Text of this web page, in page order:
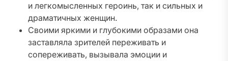
и легкомысленных героинь, так и сильных и
драматичных женщин.
Своими яркими и глубокими образами она
заставляла зрителей переживать и
сопереживать, вызывала эмоции и